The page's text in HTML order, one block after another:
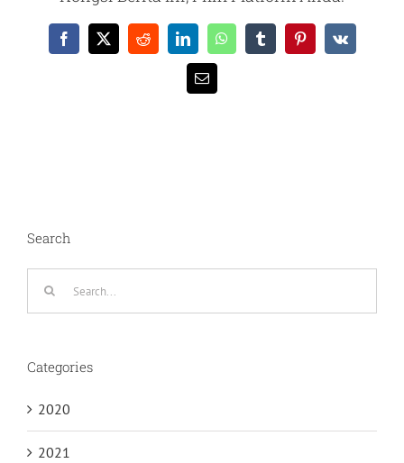
Facebook
X RedditLinkedInWhatsAppTumblrPinterest
Vk
Email
Search
Categories
2020
2021